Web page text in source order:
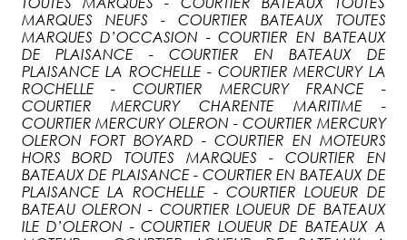
MARQUES NEUFS - COURTIER BATEAUX TOUTES
MARQUES D’OCCASION - COURTIER EN BATEAUX
DE PLAISANCE - COURTIER EN BATEAUX DE
PLAISANCE LA ROCHELLE - COURTIER MERCURY LA
ROCHELLE - COURTIER MERCURY FRANCE -
COURTIER MERCURY CHARENTE MARITIME -
COURTIER MERCURY OLERON - COURTIER MERCURY
OLERON FORT BOYARD - COURTIER EN MOTEURS
HORS BORD TOUTES MARQUES - COURTIER EN
BATEAUX DE PLAISANCE - COURTIER EN BATEAUX DE
PLAISANCE LA ROCHELLE - COURTIER LOUEUR DE
BATEAU OLERON - COURTIER LOUEUR DE BATEAUX
ILE D’OLERON - COURTIER LOUEUR DE BATEAUX A